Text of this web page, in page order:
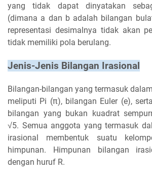
yang tidak dapat dinyatakan
(dimana a dan b adalah bilangan
representasi desimalnya tidak akan
tidak memiliki pola berulang.
Jenis-Jenis Bilangan Irasional
Bilangan-bilangan yang termasuk
meliputi Pi (π), bilangan Euler (e),
bilangan yang bukan kuadrat
√5. Semua anggota yang termasuk
irasional membentuk suatu
himpunan. Himpunan bilangan
dengan huruf R.